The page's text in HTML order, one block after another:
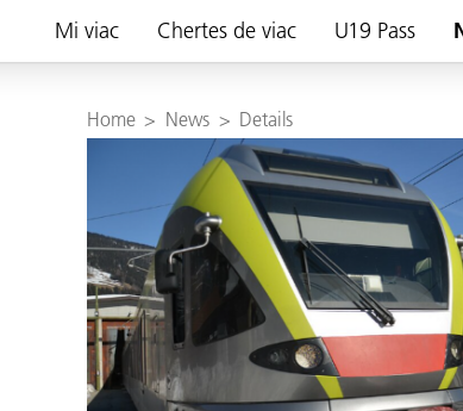
Mi viac Chertes de viac U19 Pass
Home > News > Details